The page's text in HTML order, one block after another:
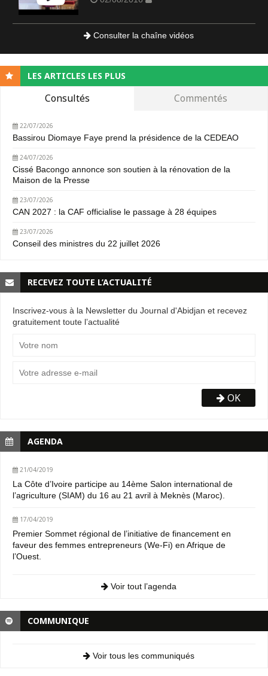
Consulter la chaîne vidéos
LES ARTICLES LES PLUS
Consultés Commentés
22/07/2026
Bassirou Diomaye Faye prend la présidence de la CEDEAO
24/07/2026
Cissé Bacongo annonce son soutien à la rénovation de la
Maison de la Presse
23/07/2026
CAN 2027 : la CAF officialise le passage à 28 équipes
23/07/2026
Conseil des ministres du 22 juillet 2026
RECEVEZ TOUTE L’ACTUALITÉ
Inscrivez-vous à la Newsletter du Journal d'Abidjan et recevez
gratuitement toute l’actualité
OK
AGENDA
21/04/2019
La Côte d’Ivoire participe au 14ème Salon international de
l’agriculture (SIAM) du 16 au 21 avril à Meknès (Maroc).
17/04/2019
Premier Sommet régional de l’initiative de financement en
faveur des femmes entrepreneurs (We-Fi) en Afrique de
l’Ouest.
Voir tout l’agenda
COMMUNIQUE
Voir tous les communiqués